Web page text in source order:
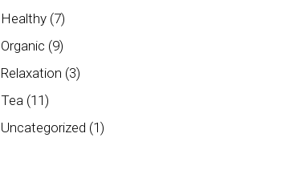
Healthy(7)
Organic (9)
Relaxation (3)
Tea(11)
Uncategorized (1)